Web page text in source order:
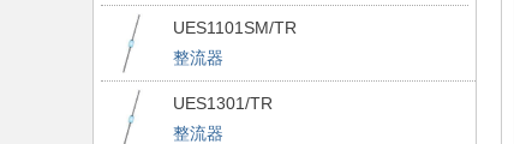
UES1101SM/TR
整流器
UES1301/TR
整流器